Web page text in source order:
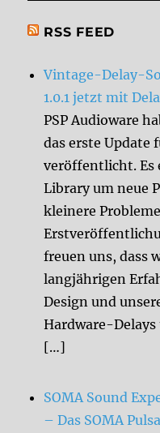
RSS FEED
Vintage-Delay-
1.0.1 jetzt mit
PSP Audioware
das erste Update
veröffentlicht. Es
Library um neue
kleinere
freuen uns, dass
langjährigen
Design und
Hardware-Delays
[…]
SOMA Sound
– Das SOMA